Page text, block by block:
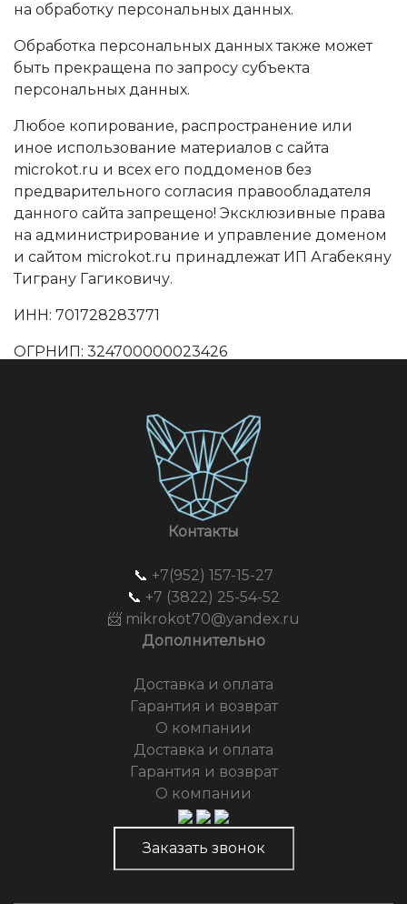
на обработку персональных данных.
Обработка персональных данных также может
быть прекращена по запросу субъекта
персональных данных.
Любое копирование, распространение или
иное использование материалов с сайта
microkot.ru и всех его поддоменов без
предварительного согласия правообладателя
данного сайта запрещено! Эксклюзивные права
на администрирование и управление доменом
и сайтом microkot.ru принадлежат ИП Агабекяну
Тиграну Гагиковичу.
ИНН: 701728283771
ОГРНИП: 324700000023426
Контакты
📞 +7(952) 157-15-27
📞 +7 (3822) 25-54-52
📨 mikrokot70@yandex.ru
Дополнительно
Доставка и оплата
Гарантия и возврат
О компании
Доставка и оплата
Гарантия и возврат
О компании
Заказать звонок